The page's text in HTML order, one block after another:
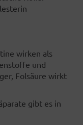
wirken als
und
Folsäure wirkt
gibt es in